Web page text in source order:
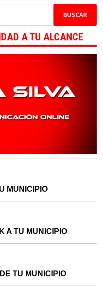
A TU ALCANCE
MUNICIPIO
A TU MUNICIPIO
TU MUNICIPIO